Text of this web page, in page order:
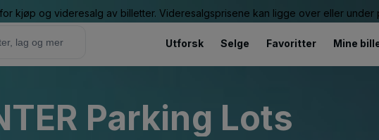
kjøp og videresalg av billetter. Videresalgsprisene kan ligge over eller under
Utforsk Selge Favoritter Mine
Parking Lots